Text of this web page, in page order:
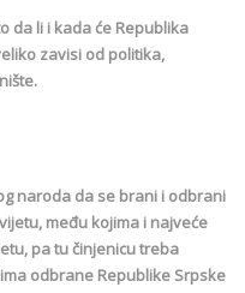
da li i kada će Republika
zavisi od politika,
naroda da se brani i odbrani
među kojima i najveće
pa tu činjenicu treba
odbrane Republike Srpske